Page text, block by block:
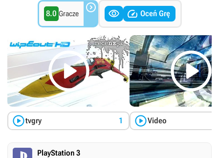
8.0 Gracze    Oceń Grę

tvgry 1

Video
PlayStation 3